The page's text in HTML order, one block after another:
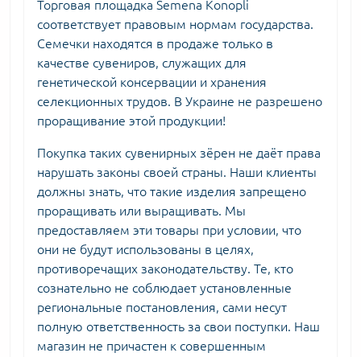
Торговая площадка Semena Konopli
соответствует правовым нормам государства.
Семечки находятся в продаже только в
качестве сувениров, служащих для
генетической консервации и хранения
селекционных трудов. В Украине не разрешено
проращивание этой продукции!
Покупка таких сувенирных зёрен не даёт права
нарушать законы своей страны. Наши клиенты
должны знать, что такие изделия запрещено
проращивать или выращивать. Мы
предоставляем эти товары при условии, что
они не будут использованы в целях,
противоречащих законодательству. Те, кто
сознательно не соблюдает установленные
региональные постановления, сами несут
полную ответственность за свои поступки. Наш
магазин не причастен к совершенным